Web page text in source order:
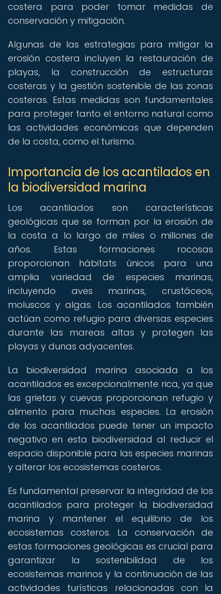
costera para poder tomar medidas de
conservación y mitigación.
Algunas de las estrategias para mitigar la
erosión costera incluyen la restauración de
playas, la construcción de estructuras
costeras y la gestión sostenible de las zonas
costeras. Estas medidas son fundamentales
para proteger tanto el entorno natural como
las actividades económicas que dependen
de la costa, como el turismo.
Importancia de los acantilados en
la biodiversidad marina
Los acantilados son características
geológicas que se forman por la erosión de
la costa a lo largo de miles o millones de
años. Estas formaciones rocosas
proporcionan hábitats únicos para una
amplia variedad de especies marinas,
incluyendo aves marinas, crustáceos,
moluscos y algas. Los acantilados también
actúan como refugio para diversas especies
durante las mareas altas y protegen las
playas y dunas adyacentes.
La biodiversidad marina asociada a los
acantilados es excepcionalmente rica, ya que
las grietas y cuevas proporcionan refugio y
alimento para muchas especies. La erosión
de los acantilados puede tener un impacto
negativo en esta biodiversidad al reducir el
espacio disponible para las especies marinas
y alterar los ecosistemas costeros.
Es fundamental preservar la integridad de los
acantilados para proteger la biodiversidad
marina y mantener el equilibrio de los
ecosistemas costeros. La conservación de
estas formaciones geológicas es crucial para
garantizar la sostenibilidad de los
ecosistemas marinos y la continuación de las
actividades turísticas relacionadas con la